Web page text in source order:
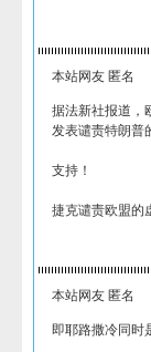
本站网友 匿名
据法新社报道，
发表谴责特朗普
支持！
捷克谴责欧盟的
本站网友 匿名
即耶路撒冷同时